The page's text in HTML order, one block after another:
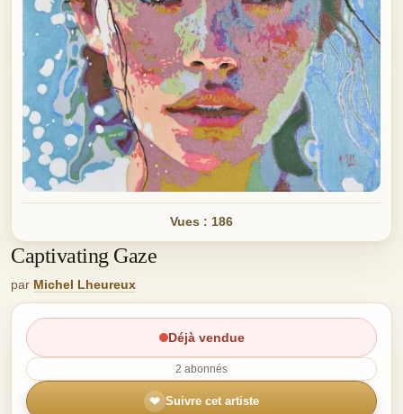
Vues : 186
Captivating Gaze
par Michel Lheureux
Déjà vendue
2 abonnés
❤ Suivre cet artiste